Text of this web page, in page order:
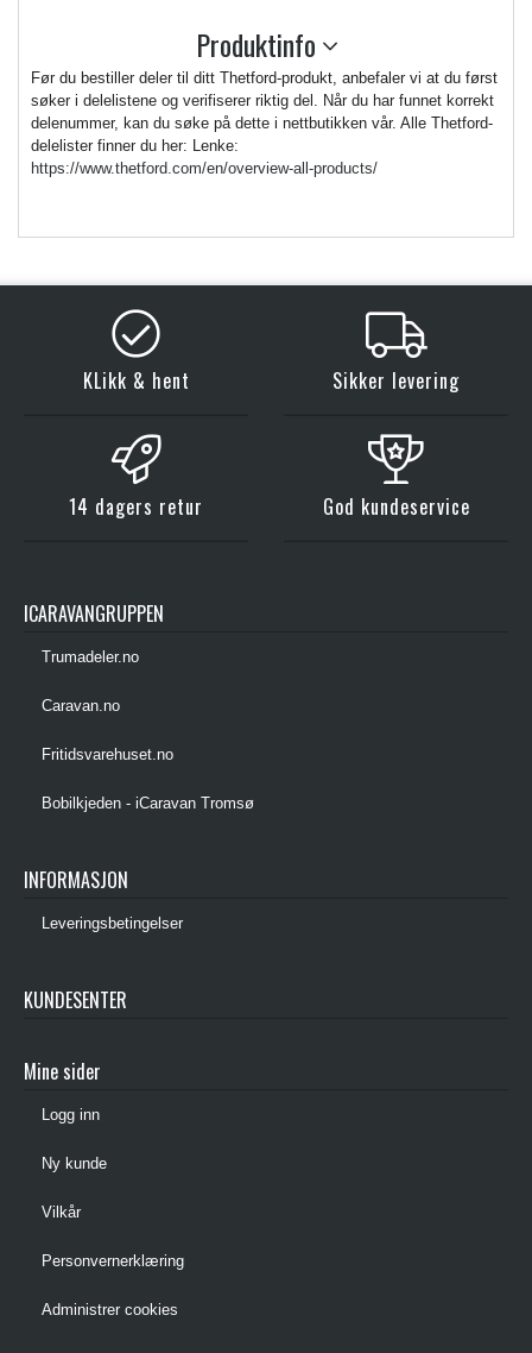
Produktinfo
Før du bestiller deler til ditt Thetford-produkt, anbefaler vi at du først
søker i delelistene og verifiserer riktig del. Når du har funnet korrekt
delenummer, kan du søke på dette i nettbutikken vår. Alle Thetford-
delelister finner du her: Lenke:
https://www.thetford.com/en/overview-all-products/
KLikk & hent Sikker levering
14 dagers retur God kundeservice
ICARAVANGRUPPEN
Trumadeler.no
Caravan.no
Fritidsvarehuset.no
Bobilkjeden - iCaravan Tromsø
INFORMASJON
Leveringsbetingelser
KUNDESENTER
Mine sider
Logg inn
Ny kunde
Vilkår
Personvernerklæring
Administrer cookies